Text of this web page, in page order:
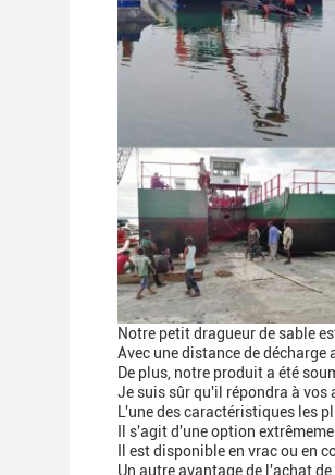
Notre petit dragueur de sable
Avec une distance de
De plus, notre produit a été
Je suis sûr qu'il répondra à vos
L'une des caractéristiques les
Il s'agit d'une option
Il est disponible en vrac ou en
Un autre avantage de l'achat